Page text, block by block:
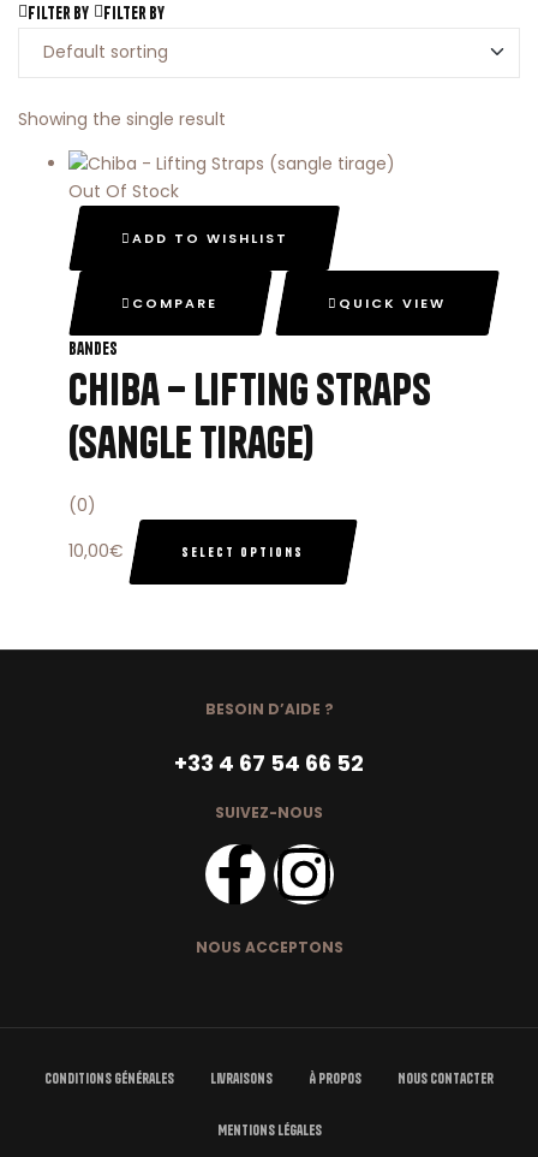
Filter by Filter by
Showing the single result
Out Of Stock
ADD TO WISHLIST
COMPARE QUICK VIEW
Bandes
Chiba – Lifting Straps
(sangle tirage)
(0)
10,00€ SELECT OPTIONS
BESOIN D’AIDE ?
+33 4 67 54 66 52
SUIVEZ-NOUS
NOUS ACCEPTONS
Conditions Générales Livraisons À Propos Nous Contacter
Mentions Légales